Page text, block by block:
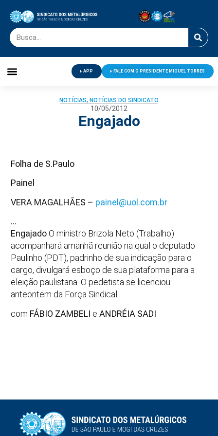
APP FALE COM O PRESIDENTE MIGUEL TORRES
NOTÍCIAS, NOTÍCIAS DO SINDICATO
10/05/2012
Engajado
Folha de S.Paulo
Painel
VERA MAGALHÃES – painel@uol.com.br
…
EngajadoO ministro Brizola Neto (Trabalho)
acompanhará amanhã reunião na qual o deputado
Paulinho (PDT), padrinho de sua indicação para o
cargo, divulgará esboço de sua plataforma para a
eleição paulistana. O pedetista se licenciou
anteontem da Força Sindical.
com FÁBIO ZAMBELI eANDRÉIA SADI